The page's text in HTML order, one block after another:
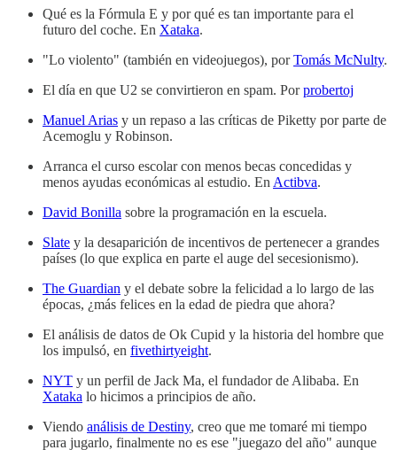
Qué es la Fórmula E y por qué es tan importante para el
futuro del coche. En Xataka.
"Lo violento" (también en videojuegos), porTomás McNulty.
El día en que U2 se convirtieron en spam. Porprobertoj
Manuel Arias y un repaso a las críticas de Piketty por parte de
Acemoglu y Robinson.
Arranca el curso escolar con menos becas concedidas y
menos ayudas económicas al estudio. En Actibva.
David Bonilla sobre la programación en la escuela.
Slate y la desaparición de incentivos de pertenecer a grandes
países (lo que explica en parte el auge del secesionismo).
The Guardian y el debate sobre la felicidad a lo largo de las
épocas, ¿más felices en la edad de piedra que ahora?
El análisis de datos de Ok Cupid y la historia del hombre que
los impulsó, en fivethirtyeight.
NYT y un perfil de Jack Ma, el fundador de Alibaba. En
Xataka lo hicimos a principios de año.
Viendo análisis de Destiny, creo que me tomaré mi tiempo
para jugarlo, finalmente no es ese "juegazo del año" aunque